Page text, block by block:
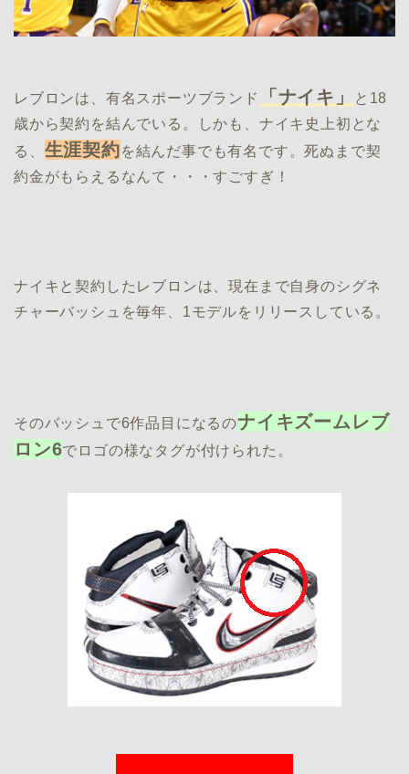
レブロンは、有名スポーツブランド 「ナイキ」
と18
歳から契約を結んでいる。しかも、ナイキ史上初とな
る、 生涯契約を結んだ事でも有名です。死ぬまで契
約金がもらえるなんて・・・すごすぎ！
ナイキと契約したレブロンは、現在まで自身のシグネ
チャーバッシュを毎年、1モデルをリリースしている。
そのバッシュで6作品目になるのナイキズームレブ
ロン6でロゴの様なタグが付けられた。